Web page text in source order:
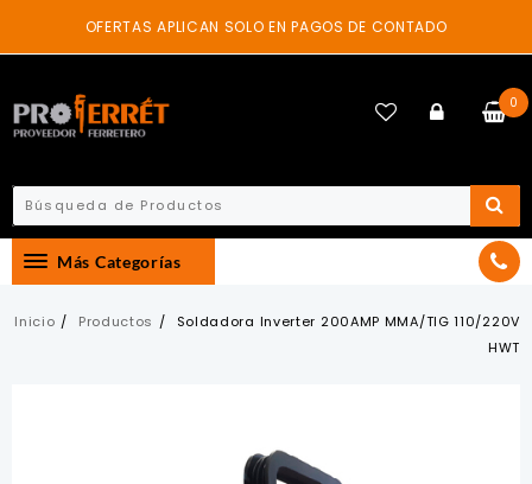
content
OFERTAS APLICAN SOLO EN PAGOS DE CONTADO
0
Más Categorías
Inicio Productos
Soldadora Inverter 200AMP MMA/TIG 110/220V
HWT